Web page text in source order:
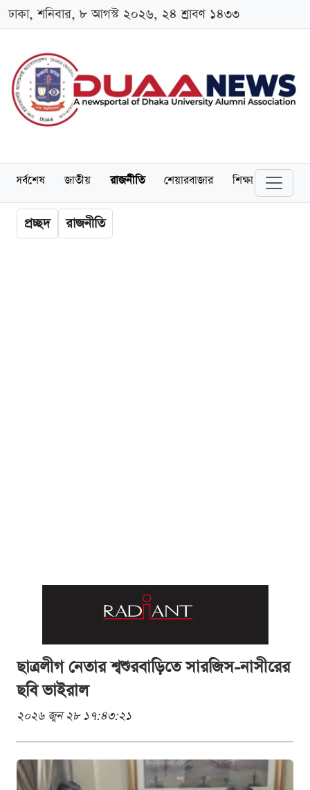
ঢাকা, শনিবার, ৮ আগস্ট ২০২৬, ২৪ শ্রাবণ ১৪৩৩
সর্বশেষ জাতীয় রাজনীতি শেয়ারবাজার শিক্ষা
প্রচ্ছদ রাজনীতি
ছাত্রলীগ নেতার শ্বশুরবাড়িতে সারজিস-নাসীরের
ছবি ভাইরাল
২০২৬ জুন ২৮ ১৭:৪৩:২১